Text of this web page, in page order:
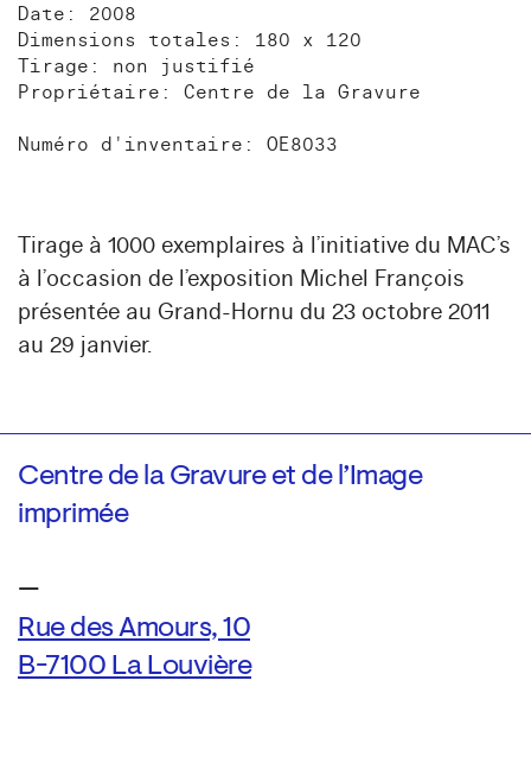
Date: 2008
Dimensions totales: 180 x 120
Tirage: non justifié
Propriétaire: Centre de la Gravure
Numéro d'inventaire: OE8033
Tirage à 1000 exemplaires à l’initiative du MAC’s
à l’occasion de l’exposition Michel François
présentée au Grand-Hornu du 23 octobre 2011
au 29 janvier.
Centre de la Gravure et de l’Image
imprimée
—
Rue des Amours, 10
B-7100 La Louvière